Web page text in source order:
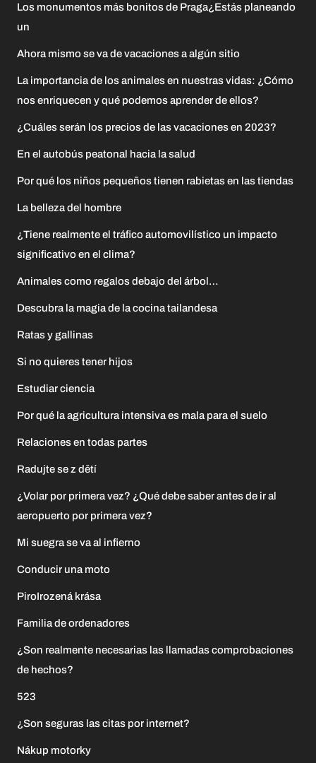
Los monumentos más bonitos de Praga¿Estás planeando
un
Ahora mismo se va de vacaciones a algún sitio
La importancia de los animales en nuestras vidas: ¿Cómo
nos enriquecen y qué podemos aprender de ellos?
¿Cuáles serán los precios de las vacaciones en 2023?
En el autobús peatonal hacia la salud
Por qué los niños pequeños tienen rabietas en las tiendas
La belleza del hombre
¿Tiene realmente el tráfico automovilístico un impacto
significativo en el clima?
Animales como regalos debajo del árbol…
Descubra la magia de la cocina tailandesa
Ratas y gallinas
Si no quieres tener hijos
Estudiar ciencia
Por qué la agricultura intensiva es mala para el suelo
Relaciones en todas partes
Radujte se z dětí
¿Volar por primera vez? ¿Qué debe saber antes de ir al
aeropuerto por primera vez?
Mi suegra se va al infierno
Conducir una moto
PiroIrozená krása
Familia de ordenadores
¿Son realmente necesarias las llamadas comprobaciones
de hechos?
523
¿Son seguras las citas por internet?
Nákup motorky